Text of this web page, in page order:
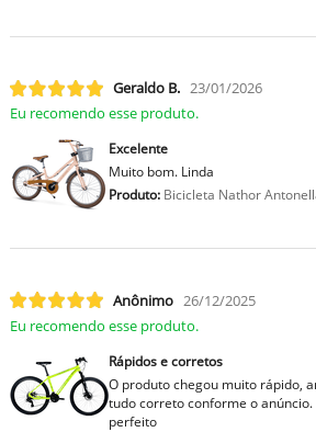
Geraldo B. 23/01/2026
Eu recomendo esse produto.
Excelente
Muito bom. Linda
Produto:Bicicleta Nathor
Anônimo 26/12/2025
Eu recomendo esse produto.
Rápidos e corretos
O produto chegou muito rápido,
tudo correto conforme o
perfeito